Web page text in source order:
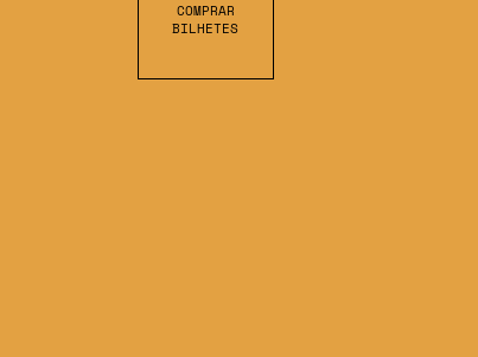
COMPRAR
BILHETES